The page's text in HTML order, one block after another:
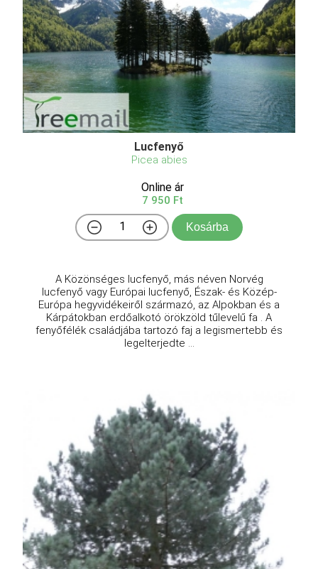
Lucfenyő
Picea abies
Online ár
7 950 Ft
Kosárba
A Közönséges lucfenyő, más néven Norvég
lucfenyő vagy Európai lucfenyő, Észak- és Közép-
Európa hegyvidékeiről származó, az Alpokban és a
Kárpátokban erdőalkotó örökzöld tűlevelű fa . A
fenyőfélék családjába tartozó faj a legismertebb és
legelterjedte ...